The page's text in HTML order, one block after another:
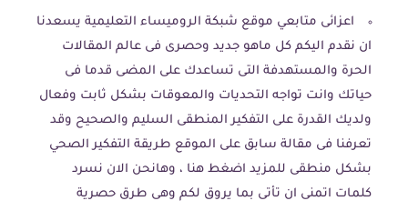
اعزائى متابعي موقع شبكة الروميساء التعليمية يسعدنا
ان نقدم اليكم كل ماهو جديد وحصرى فى عالم المقالات
الحرة والمستهدفة التى تساعدك على المضى قدما فى
حياتك وانت تواجه التحديات والمعوقات بشكل ثابت وفعال
ولديك القدرة على التفكير المنطقى السليم والصحيح وقد
تعرفنا فى مقالة سابق على الموقع طريقة التفكير الصحي
بشكل منطقى للمزيد اضغط هنا ، وهانحن الان نسرد
كلمات اتمنى ان تأتى بما يروق لكم وهى طرق حصرية